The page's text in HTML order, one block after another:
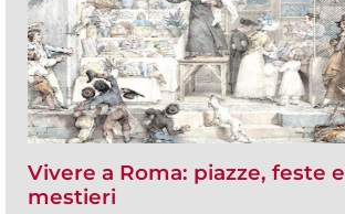
Vivere a Roma: piazze, feste e
mestieri